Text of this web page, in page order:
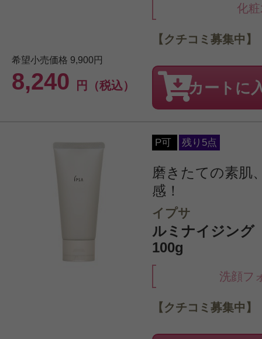
化
希望小売価格 9,900円
8,240 円（税込）
【クチコミ募集中】
カートに
P可 残り5点
磨きたての素肌
感！
イプサ
ルミナイジン
100g
洗顔フ
【クチコミ募集中】